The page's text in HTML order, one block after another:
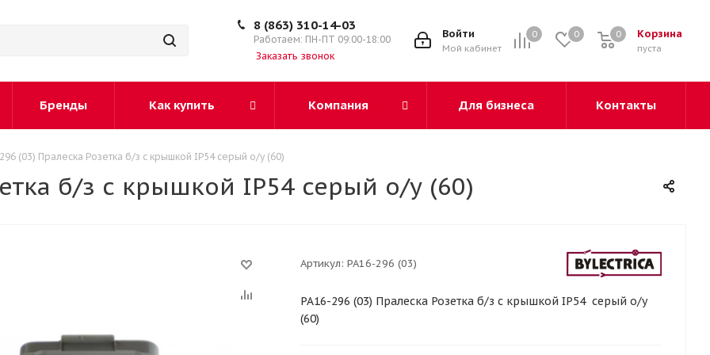
0 0 Корзина
пуста
0
Войти
Мой кабинет
8 (863) 310-14-03
Работаем: ПН-ПТ 09:00-18:00
Заказать звонок
Бренды Как купить Компания Для бизнеса Контакты
(03) Пралеска Розетка б/з с крышкой IP54 серый о/у (60)
б/з с крышкой IP54 серый о/у (60)
Артикул: РА16-296 (03)
РА16-296 (03) Пралеска Розетка б/з с крышкой IP54 серый о/у
(60)